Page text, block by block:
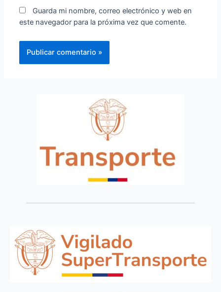
Guarda mi nombre, correo electrónico y web en
este navegador para la próxima vez que comente.